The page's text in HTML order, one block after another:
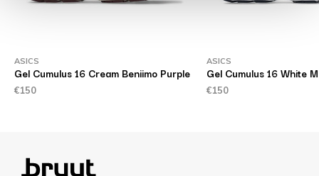
ASICS
Gel Cumulus 16 Cream Beniimo Purple
€150
ASICS
Gel Cumulus 16 White
€150